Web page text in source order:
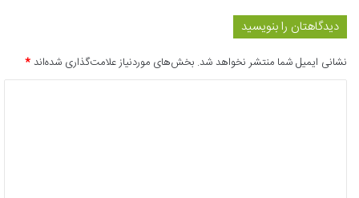
دیدگاهتان را بنویسید
نشانی ایمیل شما منتشر نخواهد شد. بخش‌های موردنیاز علامت‌گذاری شده‌اند*